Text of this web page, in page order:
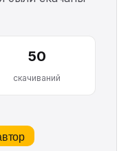
50
скачиваний